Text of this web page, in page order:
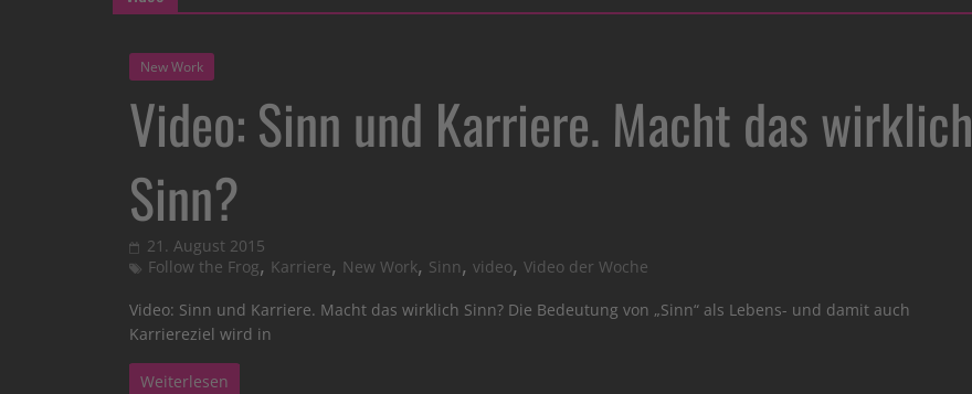
New Work
Video: Sinn und Karriere. Macht das wirklich
Sinn?
21. August 2015
Follow the Frog, Karriere, New Work, Sinn, video, Video der Woche
Video: Sinn und Karriere. Macht das wirklich Sinn? Die Bedeutung von „Sinn“ als Lebens- und damit auch
Karriereziel wird in
Weiterlesen